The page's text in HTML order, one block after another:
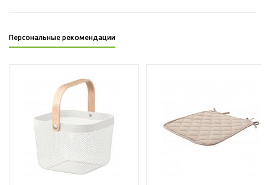
Персональные рекомендации